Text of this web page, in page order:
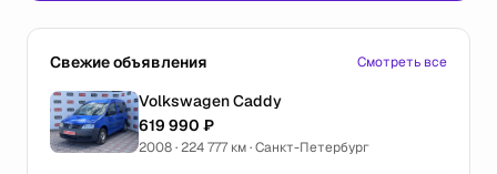
Свежие объявления Смотреть все
Volkswagen Caddy
619 990 ₽
2008 · 224 777 км · Санкт-Петербург